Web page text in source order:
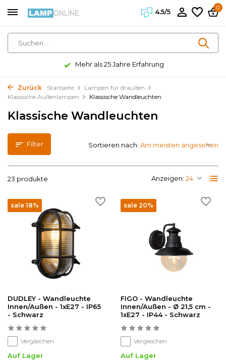
4.5/5
0
Kundenzufriedenheit 4.5/5
Zurück Startseite
Lampen für draußen
Klassische Außenlampen
Klassische Wandleuchten
Klassische Wandleuchten
Filter
23 produkte Anzeigen:
Sortieren nach:
sale 18%
DUDLEY - Wandleuchte
Innen/Außen - 1xE27 - IP65
- Schwarz
Vergleichen
Auf Lager
sale 20%
FIGO - Wandleuchte
Innen/Außen - Ø 21,5 cm -
1xE27 - IP44 - Schwarz
Vergleichen
Auf Lager